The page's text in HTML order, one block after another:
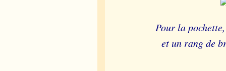
Pour la
et un rang de